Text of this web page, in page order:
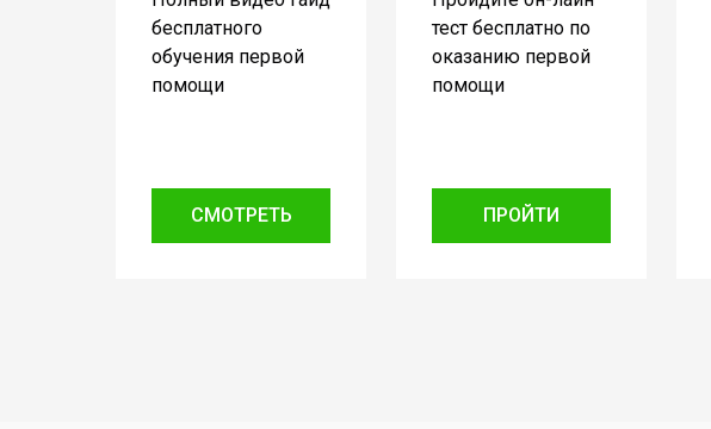
бесплатного
обучения первой
помощи
СМОТРЕТЬ
тест бесплатно по
оказанию первой
помощи
ПРОЙТИ